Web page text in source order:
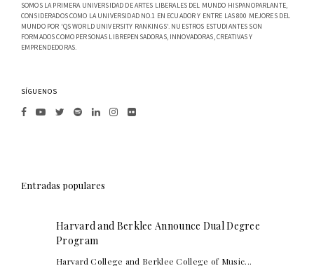
SOMOS LA PRIMERA UNIVERSIDAD DE ARTES LIBERALES DEL MUNDO HISPANOPARLANTE,
CONSIDERADOS COMO LA UNIVERSIDAD NO.1 EN ECUADOR Y ENTRE LAS 800 MEJORES DEL
MUNDO POR 'QS WORLD UNIVERSITY RANKINGS'. NUESTROS ESTUDIANTES SON
FORMADOS COMO PERSONAS LIBREPENSADORAS, INNOVADORAS, CREATIVAS Y
EMPRENDEDORAS.
SÍGUENOS
Entradas populares
Harvard and Berklee Announce Dual Degree
Program
Harvard College and Berklee College of Music...